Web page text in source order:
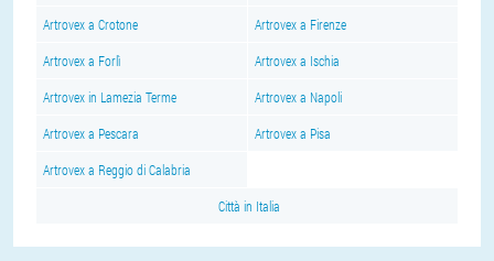
Artrovex a Crotone Artrovex a Firenze
Artrovex a Forlì Artrovex a Ischia
Artrovex in Lamezia Terme Artrovex a Napoli
Artrovex a Pescara Artrovex a Pisa
Artrovex a Reggio di Calabria
Città in Italia